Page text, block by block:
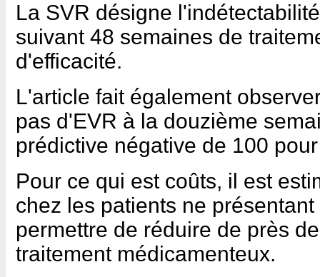
La SVR désigne
suivant 48 semaines de
d'efficacité.
L'article fait également
pas d'EVR à la douzième
prédictive négative de 100
Pour ce qui est coûts, il est
chez les patients ne
permettre de réduire de près
traitement médicamenteux.